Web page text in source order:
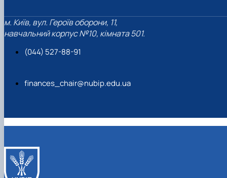
м. Київ, вул. Героїв оборони, 11,
навчальний корпус №10, кімната 501.
(044) 527-88-91
finances_chair@nubip.edu.ua